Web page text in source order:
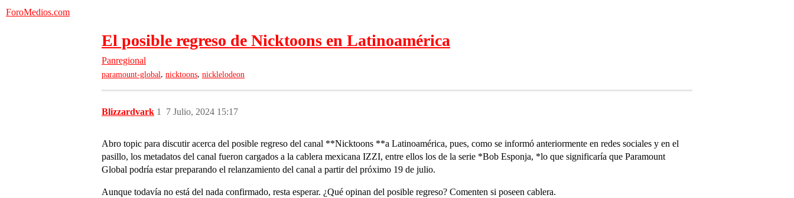
ForoMedios.com
El posible regreso de Nicktoons en Latinoamérica
Panregional
paramount-global, nicktoons, nicklelodeon
Blizzardvark 7 Julio, 2024 15:17
1
Abro topic para discutir acerca del posible regreso del canal **Nicktoons **a Latinoamérica, pues, como se informó anteriormente en redes sociales y en el
pasillo, los metadatos del canal fueron cargados a la cablera mexicana IZZI, entre ellos los de la serie *Bob Esponja, *lo que significaría que Paramount
Global podría estar preparando el relanzamiento del canal a partir del próximo 19 de julio.
Aunque todavía no está del nada confirmado, resta esperar. ¿Qué opinan del posible regreso? Comenten si poseen cablera.